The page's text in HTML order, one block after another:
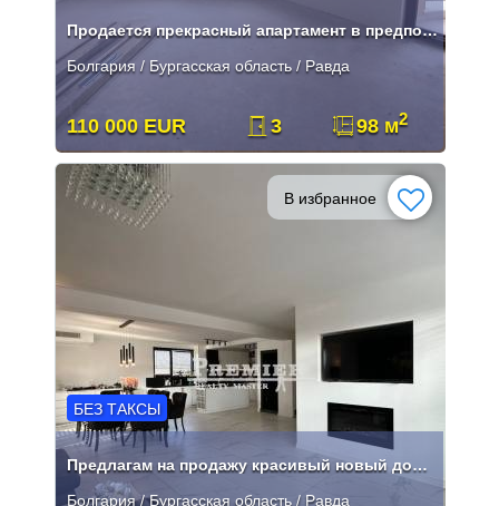
Продается прекрасный апартамент в предпочитанном комплексе в Равде.
Болгария / Бургасская область / Равда
110 000 EUR 3 98 м2
В избранное
БЕЗ ТАКСЫ
Предлагам на продажу красивый новый дом в Равде.
Болгария / Бургасская область / Равда